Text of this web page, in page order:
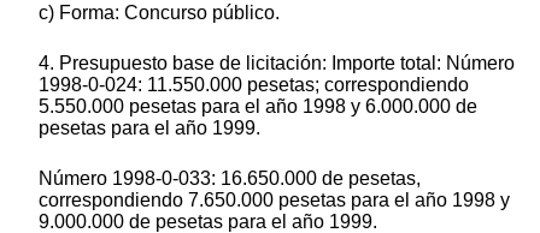
c) Forma: Concurso público.
4. Presupuesto base de licitación: Importe total: Número
1998-0-024: 11.550.000 pesetas; correspondiendo
5.550.000 pesetas para el año 1998 y 6.000.000 de
pesetas para el año 1999.
Número 1998-0-033: 16.650.000 de pesetas,
correspondiendo 7.650.000 pesetas para el año 1998 y
9.000.000 de pesetas para el año 1999.